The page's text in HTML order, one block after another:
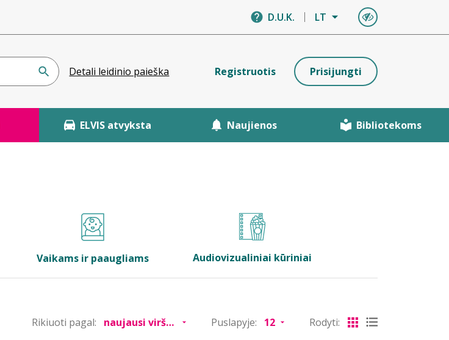
D.U.K. LT
Detali leidinio paieška Registruotis Prisijungti
ELVIS atvyksta Naujienos Bibliotekoms
Vaikams ir paaugliams Audiovizualiniai kūriniai
Rikiuoti pagal: Puslapyje: Rodyti: